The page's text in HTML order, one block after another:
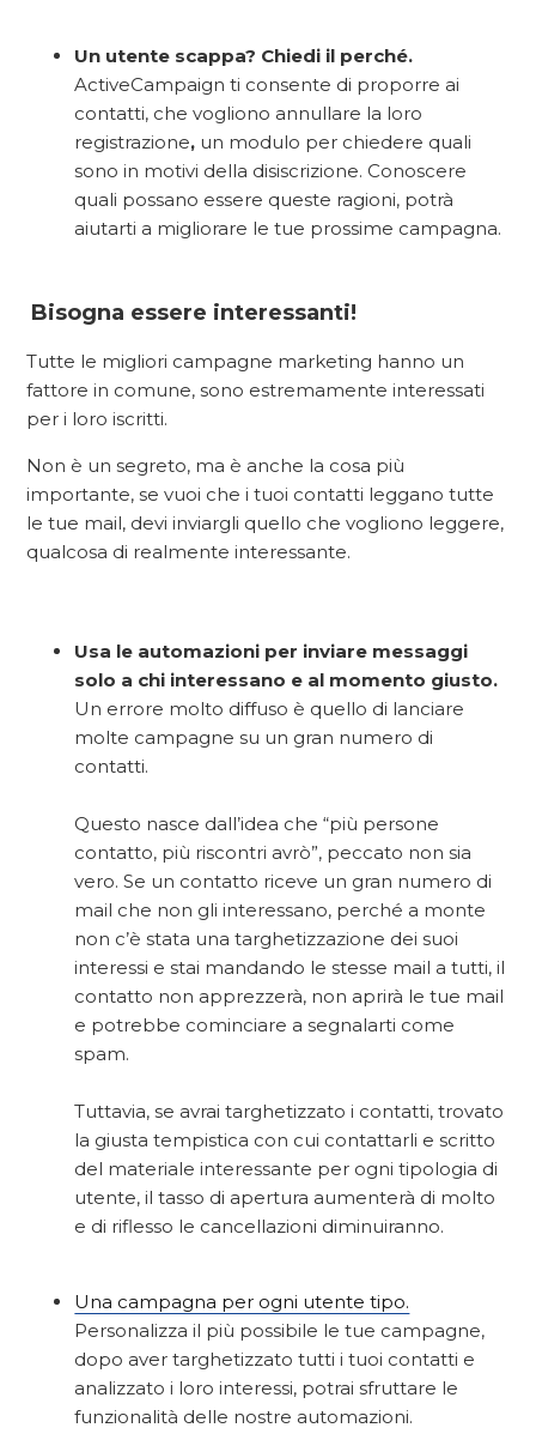
Un utente scappa? Chiedi il perché.
ActiveCampaign ti consente di proporre ai
contatti, che vogliono annullare la loro
registrazione, un modulo per chiedere quali
sono in motivi della disiscrizione. Conoscere
quali possano essere queste ragioni, potrà
aiutarti a migliorare le tue prossime campagna.
Bisogna essere interessanti!
Tutte le migliori campagne marketing hanno un
fattore in comune, sono estremamente interessati
per i loro iscritti.
Non è un segreto, ma è anche la cosa più
importante, se vuoi che i tuoi contatti leggano tutte
le tue mail, devi inviargli quello che vogliono leggere,
qualcosa di realmente interessante.
Usa le automazioni per inviare messaggi
solo a chi interessano e al momento giusto.
Un errore molto diffuso è quello di lanciare
molte campagne su un gran numero di
contatti.
Questo nasce dall’idea che “più persone
contatto, più riscontri avrò”, peccato non sia
vero. Se un contatto riceve un gran numero di
mail che non gli interessano, perché a monte
non c’è stata una targhetizzazione dei suoi
interessi e stai mandando le stesse mail a tutti, il
contatto non apprezzerà, non aprirà le tue mail
e potrebbe cominciare a segnalarti come
spam.
Tuttavia, se avrai targhetizzato i contatti, trovato
la giusta tempistica con cui contattarli e scritto
del materiale interessante per ogni tipologia di
utente, il tasso di apertura aumenterà di molto
e di riflesso le cancellazioni diminuiranno.
Una campagna per ogni utente tipo.
Personalizza il più possibile le tue campagne,
dopo aver targhetizzato tutti i tuoi contatti e
analizzato i loro interessi, potrai sfruttare le
funzionalità delle nostre automazioni.